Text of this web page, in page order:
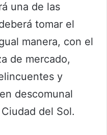
una de las
tomar el
manera, con el
de mercado,
y
descomunal
del Sol.